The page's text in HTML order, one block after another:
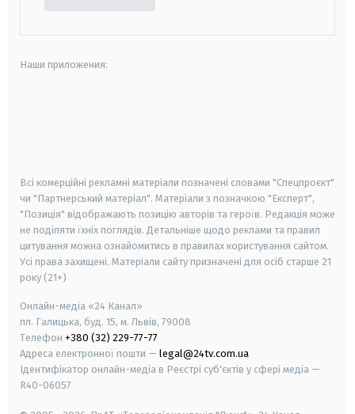
Наши приложения:
Всі комерційні рекламні матеріали позначені словами "Спецпроєкт"
чи "Партнерський матеріал". Матеріали з позначкою "Експерт",
"Позиція" відображають позицію авторів та героїв. Редакція може
не поділяти їхніх поглядів. Детальніше щодо реклами та правил
цитування можна ознайомитись в правилах користування сайтом.
Усі права захищені. Матеріали сайту призначені для осіб старше 21
року (21+)
Онлайн-медіа «24 Канал»
пл. Галицька, буд. 15, м. Львів, 79008
Телефон +380 (32) 229-77-77
Адреса електронної пошти — legal@24tv.com.ua
Ідентифікатор онлайн-медіа в Реєстрі суб'єктів у сфері медіа —
R40-06057